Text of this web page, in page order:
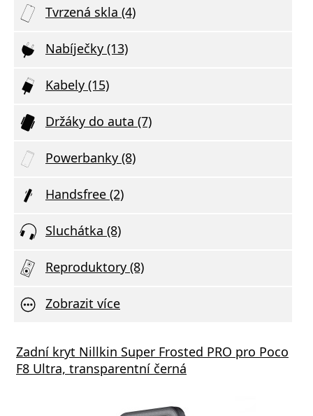
Tvrzená skla (4)
Nabíječky (13)
Kabely (15)
Držáky do auta (7)
Powerbanky (8)
Handsfree (2)
Sluchátka (8)
Reproduktory (8)
Zobrazit více
Zadní kryt Nillkin Super Frosted PRO pro Poco
F8 Ultra, transparentní černá
GaN3 Pro, 2x USB-C, 2x USB 65W černá